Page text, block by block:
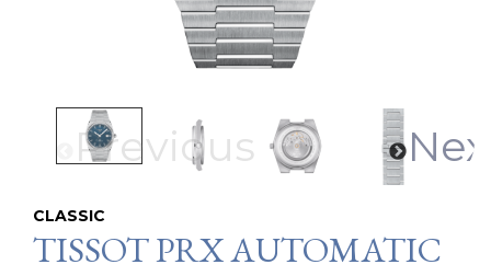
Previous
CLASSIC
TISSOT PRX AUTOMATIC